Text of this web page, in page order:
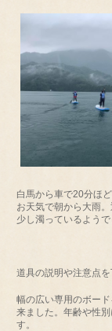
白馬から車で20分ほ
お天気で朝から大雨
少し濁っているよう
道具の説明や注意点
幅の広い専用のボー
来ました。年齢や性
す。